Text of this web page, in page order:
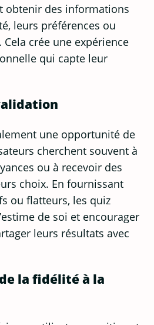
obtenir des informations
leurs préférences ou
crée une expérience
qui capte leur
une opportunité de
cherchent souvent à
ou à recevoir des
choix. En fournissant
ou flatteurs, les quiz
de soi et encourager
leurs résultats avec
la fidélité à la